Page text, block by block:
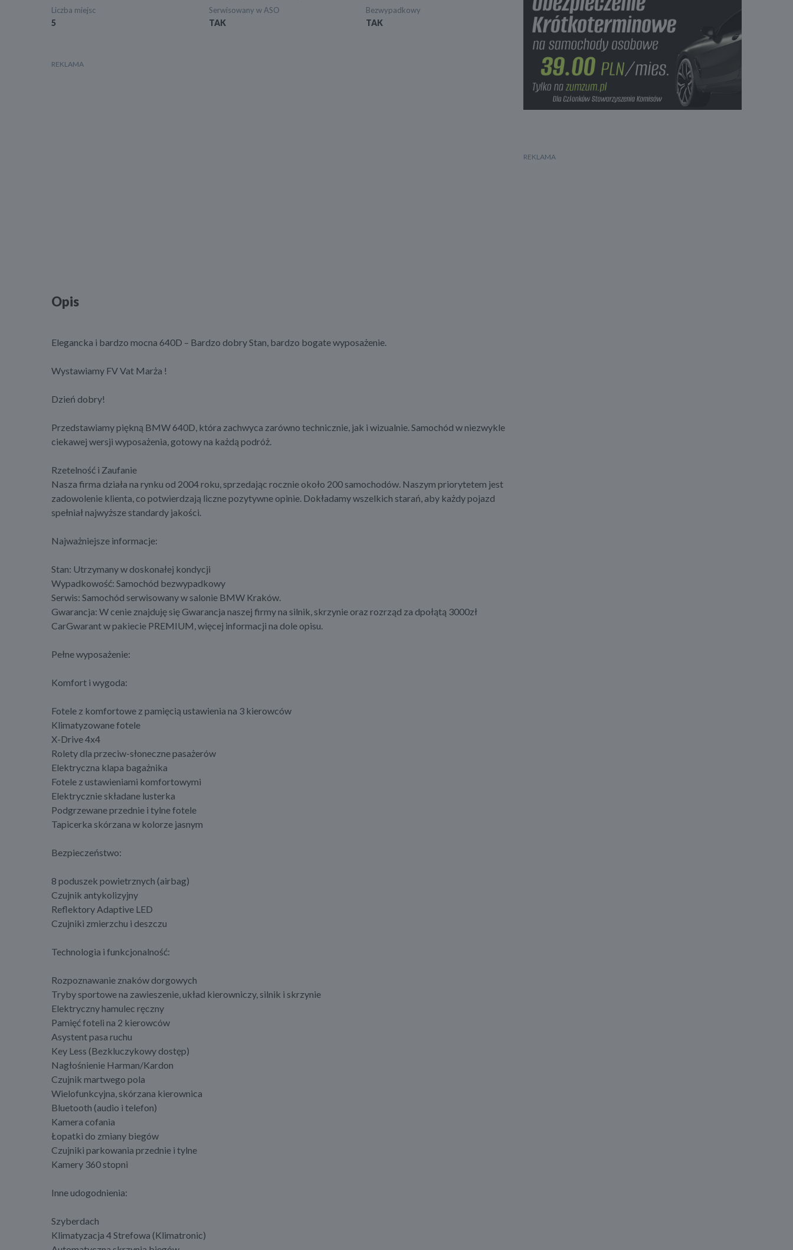
Liczba miejsc
5
Serwisowany w ASO
TAK
Bezwypadkowy
TAK
Opis
Elegancka i bardzo mocna 640D – Bardzo dobry Stan, bardzo bogate wyposażenie.
Wystawiamy FV Vat Marża !
Dzień dobry!
Przedstawiamy piękną BMW 640D, która zachwyca zarówno technicznie, jak i wizualnie. Samochód w niezwykle
ciekawej wersji wyposażenia, gotowy na każdą podróż.
Rzetelność i Zaufanie
Nasza firma działa na rynku od 2004 roku, sprzedając rocznie około 200 samochodów. Naszym priorytetem jest
zadowolenie klienta, co potwierdzają liczne pozytywne opinie. Dokładamy wszelkich starań, aby każdy pojazd
spełniał najwyższe standardy jakości.
Najważniejsze informacje:
Stan: Utrzymany w doskonałej kondycji
Wypadkowość: Samochód bezwypadkowy
Serwis: Samochód serwisowany w salonie BMW Kraków.
Gwarancja: W cenie znajduję się Gwarancja naszej firmy na silnik, skrzynie oraz rozrząd za dpołątą 3000zł
CarGwarant w pakiecie PREMIUM, więcej informacji na dole opisu.
Pełne wyposażenie:
Komfort i wygoda:
Fotele z komfortowe z pamięcią ustawienia na 3 kierowców
Klimatyzowane fotele
X-Drive 4x4
Rolety dla przeciw-słoneczne pasażerów
Elektryczna klapa bagażnika
Fotele z ustawieniami komfortowymi
Elektrycznie składane lusterka
Podgrzewane przednie i tylne fotele
Tapicerka skórzana w kolorze jasnym
Bezpieczeństwo:
8 poduszek powietrznych (airbag)
Czujnik antykolizyjny
Reflektory Adaptive LED
Czujniki zmierzchu i deszczu
Technologia i funkcjonalność:
Rozpoznawanie znaków dorgowych
Tryby sportowe na zawieszenie, układ kierowniczy, silnik i skrzynie
Elektryczny hamulec ręczny
Pamięć foteli na 2 kierowców
Asystent pasa ruchu
Key Less (Bezkluczykowy dostęp)
Nagłośnienie Harman/Kardon
Czujnik martwego pola
Wielofunkcyjna, skórzana kierownica
Bluetooth (audio i telefon)
Kamera cofania
Łopatki do zmiany biegów
Czujniki parkowania przednie i tylne
Kamery 360 stopni
Inne udogodnienia:
Szyberdach
Klimatyzacja 4 Strefowa (Klimatronic)